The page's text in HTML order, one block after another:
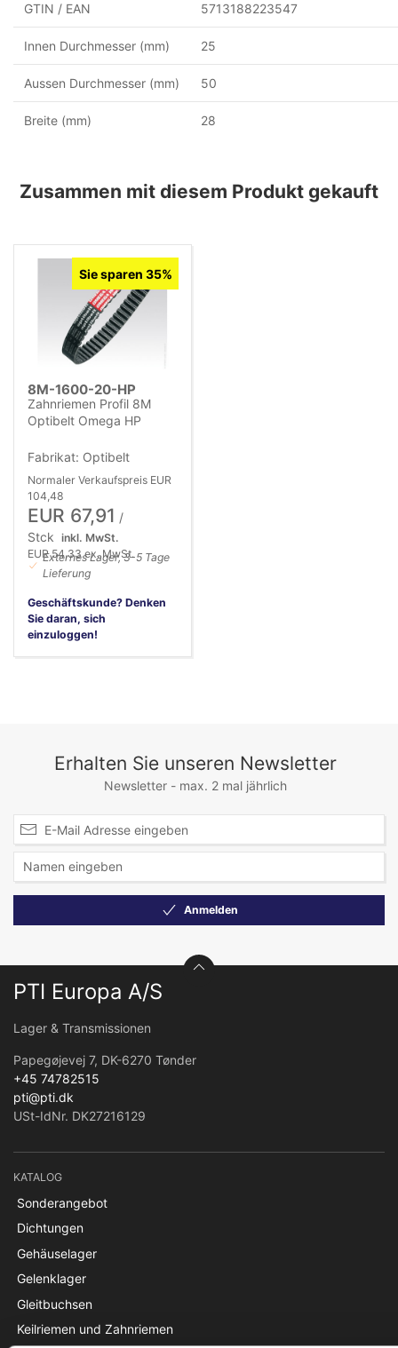
GTIN / EAN 5713188223547
Innen Durchmesser (mm) 25
Aussen Durchmesser (mm) 50
Breite (mm) 28
Zusammen mit diesem Produkt gekauft
Sie sparen 35%
8M-1600-20-HP
Zahnriemen Profil 8M
Optibelt Omega HP
Fabrikat: Optibelt
Normaler Verkaufspreis EUR
104,48
EUR 67,91 /
Stck inkl. MwSt.
EUR 54,33 ex. MwSt.
Externes Lager, 3-5 Tage
Lieferung
Geschäftskunde? Denken
Sie daran, sich
einzuloggen!
Erhalten Sie unseren Newsletter
Newsletter - max. 2 mal jährlich
Anmelden
PTI Europa A/S
Lager & Transmissionen
Papegøjevej 7, DK-6270 Tønder
+45 74782515
pti@pti.dk
USt-IdNr. DK27216129
KATALOG
Sonderangebot
Dichtungen
Gehäuselager
Gelenklager
Gleitbuchsen
Keilriemen und Zahnriemen